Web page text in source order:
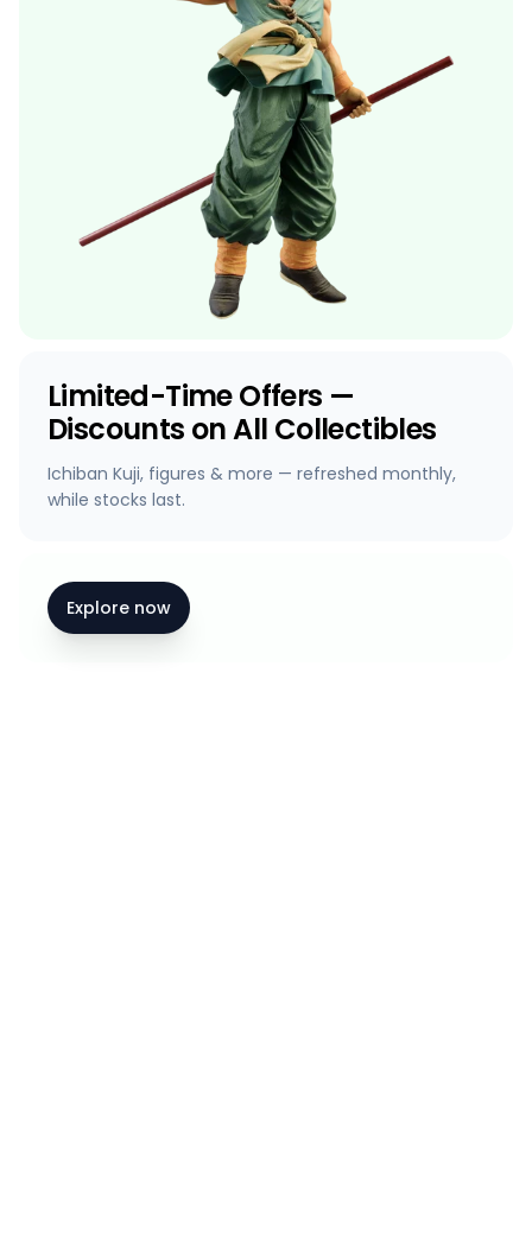
Limited-Time Offers —
Discounts on All Collectibles
Ichiban Kuji, figures & more — refreshed monthly,
while stocks last.
Explore now